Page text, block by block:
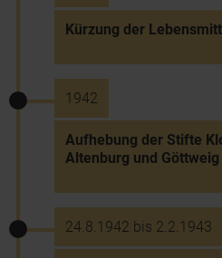
Kürzung der
1942
Aufhebung der Stifte
Altenburg und Göttweig
24.8.1942 bis 2.2.1943